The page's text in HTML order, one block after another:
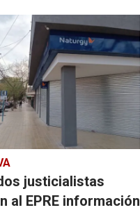
justicialistas
al EPRE información